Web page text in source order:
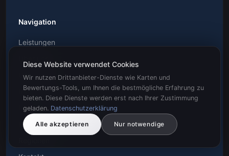
Navigation
Leistungen
Objekte
Ratgeber
Immobilienbewertung
Referenzen
Diese Website verwendet Cookies
Wir nutzen Drittanbieter-Dienste wie Karten und
Bewertungs-Tools, um Ihnen die bestmögliche Erfahrung zu
bieten. Diese Dienste werden erst nach Ihrer Zustimmung
geladen. Datenschutzerklärung
Alle akzeptieren Nur notwendige